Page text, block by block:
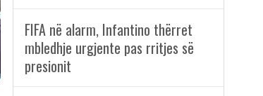
FIFA në alarm, Infantino thërret
mbledhje urgjente pas rritjes së
presionit